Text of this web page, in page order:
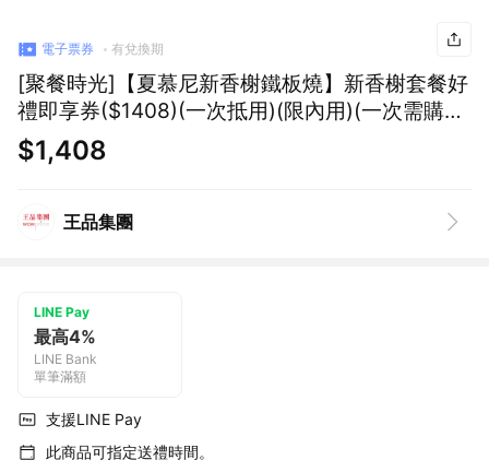
電子票券 有兌換期
[聚餐時光]【夏慕尼新香榭鐵板燒】新香榭套餐好
禮即享券($1408)(一次抵用)(限內用)(一次需購買
2張)
$1,408
王品集團
LINE Pay
最高4%
LINE Bank
單筆滿額
支援LINE Pay
此商品可指定送禮時間。